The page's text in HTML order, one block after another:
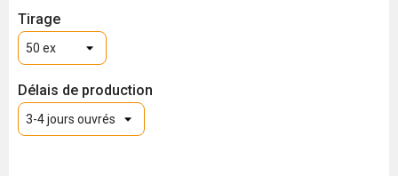
Tirage
Délais de production